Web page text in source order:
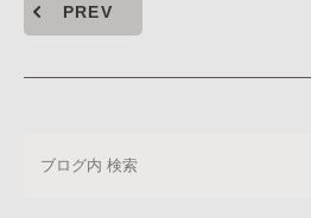
PREV